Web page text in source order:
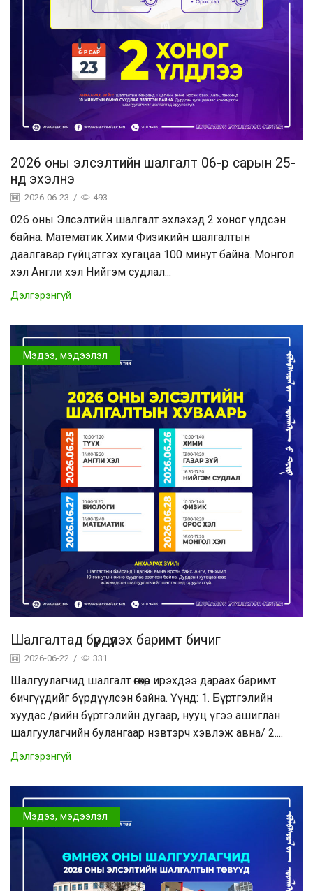
2026 оны элсэлтийн шалгалт 06-р сарын 25-
нд эхэлнэ
2026-06-23 / 493
026 оны Элсэлтийн шалгалт эхлэхэд 2 хоног үлдсэн
байна. Математик Хими Физикийн шалгалтын
даалгавар гүйцэтгэх хугацаа 100 минут байна. Монгол
хэл Англи хэл Нийгэм судлал...
Дэлгэрэнгүй
Мэдээ, мэдээлэл
Шалгалтад бүрдүүлэх баримт бичиг
2026-06-22 / 331
Шалгуулагчид шалгалт өгөхөөр ирэхдээ дараах баримт
бичгүүдийг бүрдүүлсэн байна. Үүнд: 1. Бүртгэлийн
хуудас /өөрийн бүртгэлийн дугаар, нууц үгээ ашиглан
шалгуулагчийн булангаар нэвтэрч хэвлэж авна/ 2....
Дэлгэрэнгүй
Мэдээ, мэдээлэл